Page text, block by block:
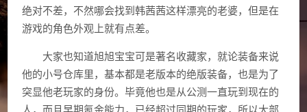
绝对不差，不然哪会找到韩茜茜这样漂亮的老婆，但是在
游戏的角色外观上就有点差。
大家也知道旭旭宝宝可是著名收藏家，就论装备来说
他的小号仓库里，基本都是老版本的绝版装备，也是为了
突显他老玩家的身份。毕竟他也是从公测一直玩到现在的
人，而且早期氪金能力，已经超过同期的玩家，所以大部